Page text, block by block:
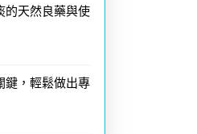
的天然良藥與使
鍵，輕鬆做出專